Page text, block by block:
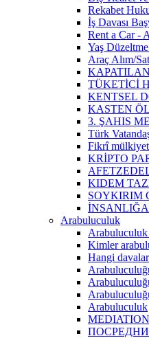
Rekabet
İş Davası
Rent a Car -
Yaş
Araç Alım/
TÜKETİCİ
KENTSEL
KASTEN
3. ŞAHIS
Türk
Fikrî
KRİPTO
KIDEM
SOYKIRIM
Arabuluculuk
Kimler
Hangi
Arabuluculuk
MEDIATION